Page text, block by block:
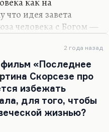
что идея завета
человека с Богом —
после вознесения
Он обещал,
но когда оно будет,
человека с
отвергло Бога.
вот вам
2 года назад
«Последнее
Скорсезе про
избежать
для того, чтобы
жизнью?